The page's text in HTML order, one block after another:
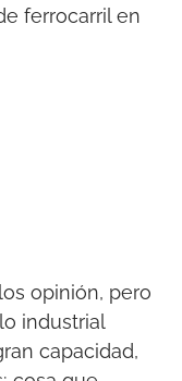
ferrocarril en
opinión, pero
industrial
capacidad,